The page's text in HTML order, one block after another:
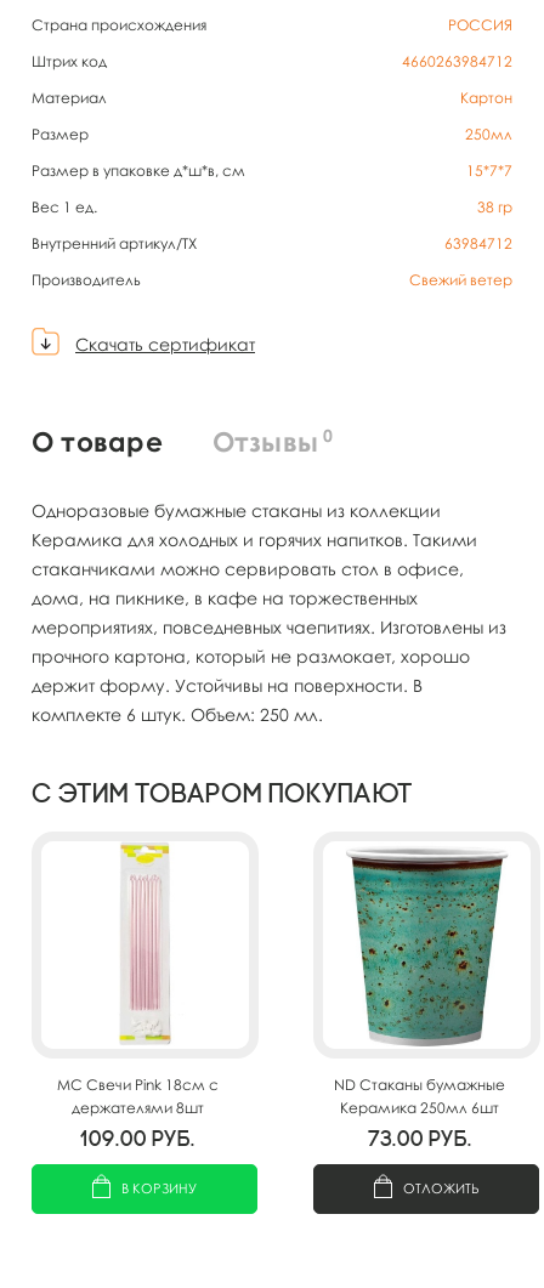
Страна происхождения
РОССИЯ
Штрих код
4660263984712
Материал
Картон
Размер
250мл
Размер в упаковке д*ш*в, см
15*7*7
Вес 1 ед.
38 гр
Внутренний артикул/TX
63984712
Производитель
Свежий ветер
Скачать сертификат
О товаре Отзывы 0
Одноразовые бумажные стаканы из коллекции
Керамика для холодных и горячих напитков. Такими
стаканчиками можно сервировать стол в офисе,
дома, на пикнике, в кафе на торжественных
мероприятиях, повседневных чаепитиях. Изготовлены из
прочного картона, который не размокает, хорошо
держит форму. Устойчивы на поверхности. В
комплекте 6 штук. Объем: 250 мл.
С этим товаром покупают
MС Свечи Pink 18см с
держателями 8шт
109.00 руб.
В КОРЗИНУ
ND Стаканы бумажные
Керамика 250мл 6шт
73.00 руб.
ОТЛОЖИТЬ